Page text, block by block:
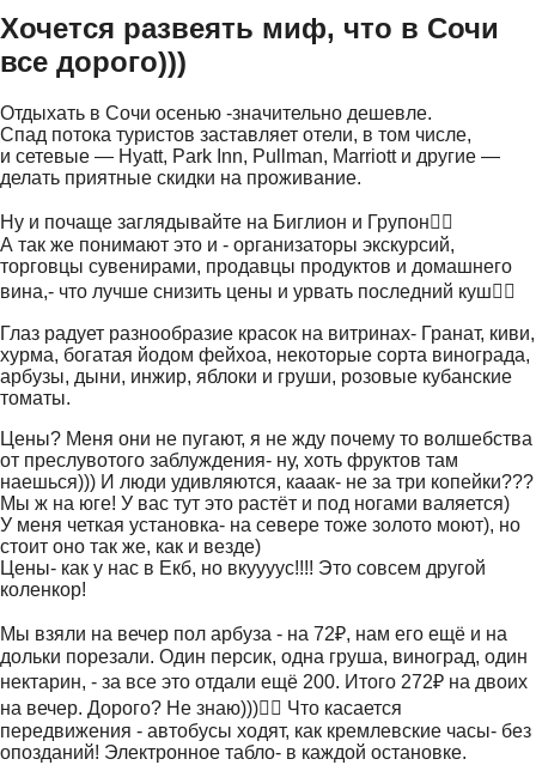
Хочется развеять миф, что в Сочи
все дорого)))
Отдыхать в Сочи осенью -значительно дешевле.
Спад потока туристов заставляет отели, в том числе,
и сетевые — Hyatt, Park Inn, Pullman, Marriott и другие —
делать приятные скидки на проживание.
Ну и почаще заглядывайте на Биглион и Групон👌🏻
А так же понимают это и - организаторы экскурсий,
торговцы сувенирами, продавцы продуктов и домашнего
вина,- что лучше снизить цены и урвать последний куш👌🏻
Глаз радует разнообразие красок на витринах- Гранат, киви,
хурма, богатая йодом фейхоа, некоторые сорта винограда,
арбузы, дыни, инжир, яблоки и груши, розовые кубанские
томаты.
Цены? Меня они не пугают, я не жду почему то волшебства
от преслувотого заблуждения- ну, хоть фруктов там
наешься))) И люди удивляются, кааак- не за три копейки???
Мы ж на юге! У вас тут это растёт и под ногами валяется)
У меня четкая установка- на севере тоже золото моют), но
стоит оно так же, как и везде)
Цены- как у нас в Екб, но вкуууус!!!! Это совсем другой
коленкор!
Мы взяли на вечер пол арбуза - на 72₽, нам его ещё и на
дольки порезали. Один персик, одна груша, виноград, один
нектарин, - за все это отдали ещё 200. Итого 272₽ на двоих
на вечер. Дорого? Не знаю)))🤷‍♀️ Что касается
передвижения - автобусы ходят, как кремлевские часы- без
опозданий! Электронное табло- в каждой остановке.